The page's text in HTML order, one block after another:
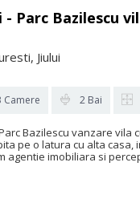
- Parc Bazilescu
Jiului
Camere 2 Bai
Bazilescu vanzare vila
pe o latura cu alta casa,
agentie imobiliara si